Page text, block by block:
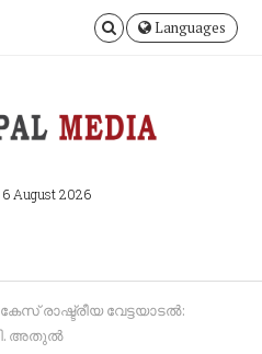
Languages
August 2026
രാഷ്ട്രീയ വേട്ടയാടൽ:
അതുൽ